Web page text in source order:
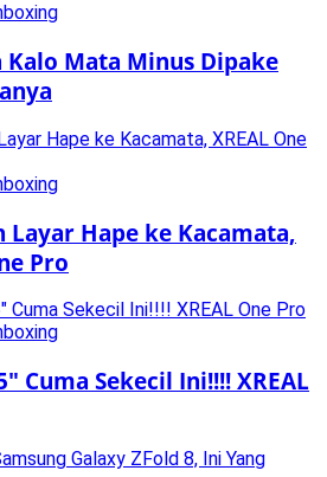
Kalo Mata Minus Dipake
Layar Hape ke Kacamata,
Pro
Cuma Sekecil Ini!!!! XREAL